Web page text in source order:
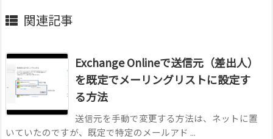
関連記事
Exchange Onlineで送信元（差出人）
を既定でメーリングリストに設定す
る方法
送信元を手動で変更する方法は、ネットに置
いていたのですが、既定で特定のメールアド ...